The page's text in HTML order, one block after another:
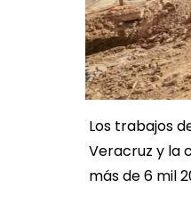
Los trabajos
Veracruz y la
más de 6 mil